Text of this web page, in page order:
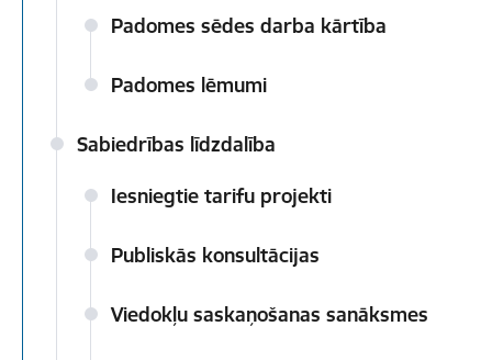
Padomes sēdes darba kārtība
Padomes lēmumi
Sabiedrības līdzdalība
Iesniegtie tarifu projekti
Publiskās konsultācijas
Viedokļu saskaņošanas sanāksmes